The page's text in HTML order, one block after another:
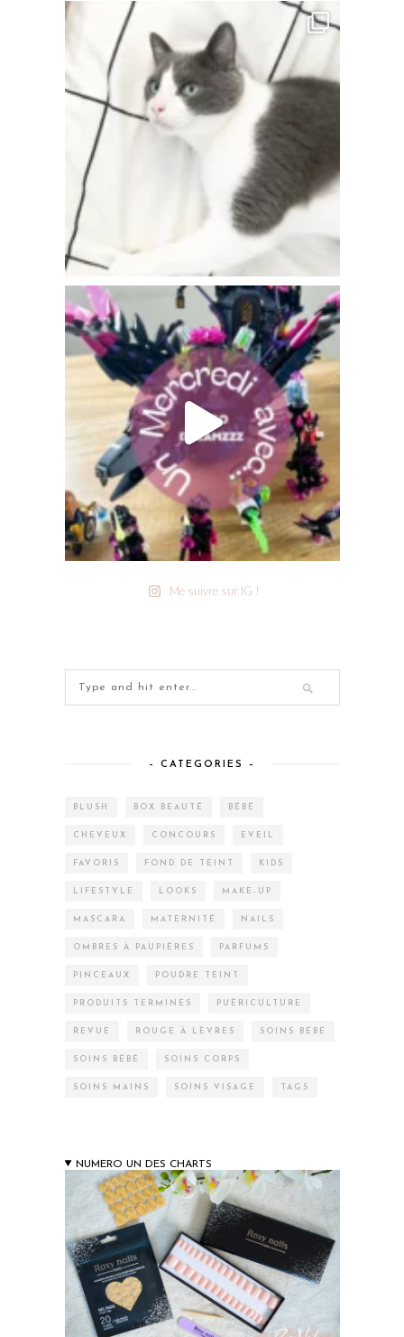
Me suivre sur IG !
– CATEGORIES –
BLUSH BOX BEAUTÉ BÉBÉ
CHEVEUX CONCOURS EVEIL
FAVORIS FOND DE TEINT KIDS
LIFESTYLE LOOKS MAKE-UP
MASCARA MATERNITÉ NAILS
OMBRES À PAUPIÈRES PARFUMS
PINCEAUX POUDRE TEINT
PRODUITS TERMINÉS PUÉRICULTURE
REVUE ROUGE À LÈVRES SOINS BÉBÉ
SOINS BÉBÉ SOINS CORPS
SOINS MAINS SOINS VISAGE TAGS
NUMERO UN DES CHARTS